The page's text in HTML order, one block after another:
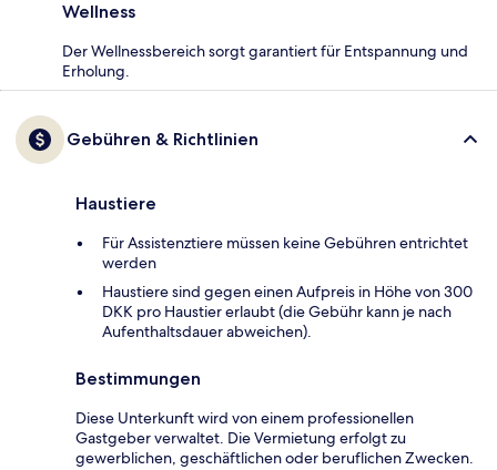
Wellness
Der Wellnessbereich sorgt garantiert für Entspannung und
Erholung.
Gebühren & Richtlinien
Haustiere
Für Assistenztiere müssen keine Gebühren entrichtet
werden
Haustiere sind gegen einen Aufpreis in Höhe von 300
DKK pro Haustier erlaubt (die Gebühr kann je nach
Aufenthaltsdauer abweichen).
Bestimmungen
Diese Unterkunft wird von einem professionellen
Gastgeber verwaltet. Die Vermietung erfolgt zu
gewerblichen, geschäftlichen oder beruflichen Zwecken.